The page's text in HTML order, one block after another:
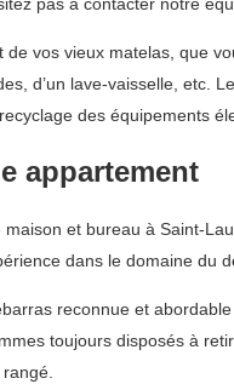
pas à contacter notre
vos vieux matelas, que
d’un lave-vaisselle,
des équipements
appartement
et bureau à Saint-
dans le domaine du
reconnue et
toujours disposés à